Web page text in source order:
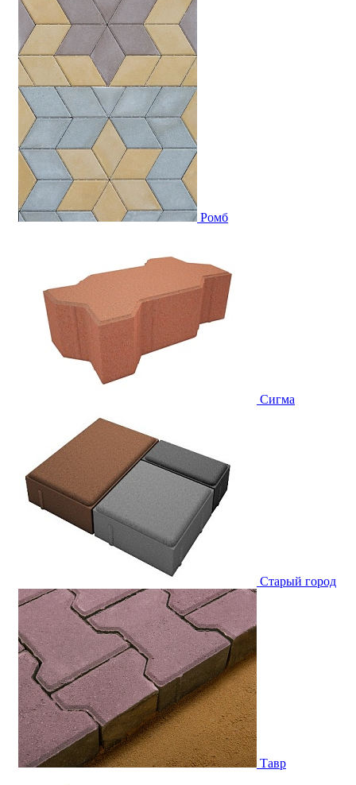
Ромб
Сигма
Старый город
Тавр